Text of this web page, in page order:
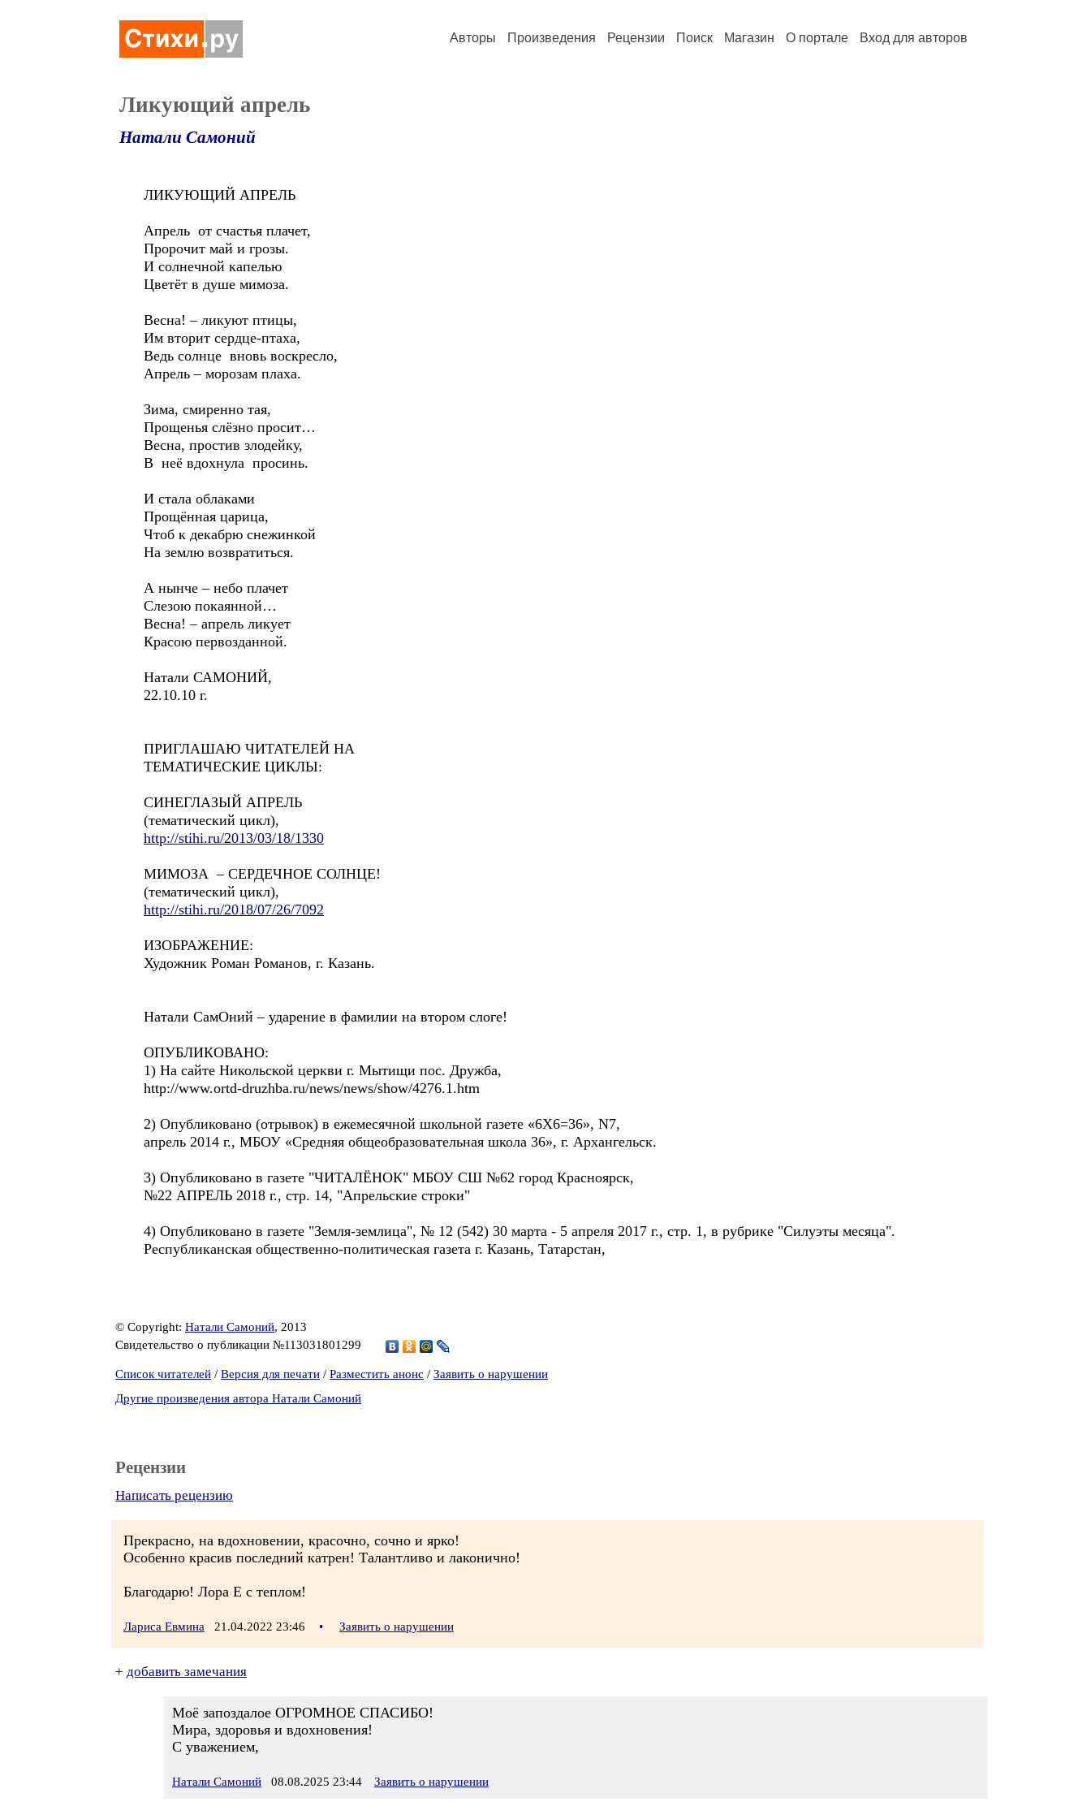
Авторы Произведения Рецензии Поиск Магазин О портале Вход для авторов
Ликующий апрель
Натали Самоний
ЛИКУЮЩИЙ АПРЕЛЬ
Апрель от счастья плачет,
Пророчит май и грозы.
И солнечной капелью
Цветёт в душе мимоза.
Весна! – ликуют птицы,
Им вторит сердце-птаха,
Ведь солнце вновь воскресло,
Апрель – морозам плаха.
Зима, смиренно тая,
Прощенья слёзно просит…
Весна, простив злодейку,
В неё вдохнула просинь.
И стала облаками
Прощённая царица,
Чтоб к декабрю снежинкой
На землю возвратиться.
А нынче – небо плачет
Слезою покаянной…
Весна! – апрель ликует
Красою первозданной.
Натали САМОНИЙ,
22.10.10 г.
ПРИГЛАШАЮ ЧИТАТЕЛЕЙ НА
ТЕМАТИЧЕСКИЕ ЦИКЛЫ:
СИНЕГЛАЗЫЙ АПРЕЛЬ
(тематический цикл),
http://stihi.ru/2013/03/18/1330
МИМОЗА – СЕРДЕЧНОЕ СОЛНЦЕ!
(тематический цикл),
http://stihi.ru/2018/07/26/7092
ИЗОБРАЖЕНИЕ:
Художник Роман Романов, г. Казань.
Натали СамОний – ударение в фамилии на втором слоге!
ОПУБЛИКОВАНО:
1) На сайте Никольской церкви г. Мытищи пос. Дружба,
http://www.ortd-druzhba.ru/news/news/show/4276.1.htm
2) Опубликовано (отрывок) в ежемесячной школьной газете «6Х6=36», N7,
апрель 2014 г., МБОУ «Средняя общеобразовательная школа 36», г. Архангельск.
3) Опубликовано в газете "ЧИТАЛЁНОК" МБОУ СШ №62 город Красноярск,
№22 АПРЕЛЬ 2018 г., стр. 14, "Апрельские строки"
4) Опубликовано в газете "Земля-землица", № 12 (542) 30 марта - 5 апреля 2017 г., стр. 1, в рубрике "Силуэты месяца".
Республиканская общественно-политическая газета г. Казань, Татарстан,
© Copyright: Натали Самоний, 2013
Свидетельство о публикации №113031801299
Список читателей / Версия для печати / Разместить анонс / Заявить о нарушении
Другие произведения автора Натали Самоний
Рецензии
Написать рецензию
Прекрасно, на вдохновении, красочно, сочно и ярко!
Особенно красив последний катрен! Талантливо и лаконично!
Благодарю! Лора Е с теплом!
Лариса Евмина 21.04.2022 23:46 • Заявить о нарушении
+ добавить замечания
Моё запоздалое ОГРОМНОЕ СПАСИБО!
Мира, здоровья и вдохновения!
С уважением,
Натали Самоний 08.08.2025 23:44 Заявить о нарушении